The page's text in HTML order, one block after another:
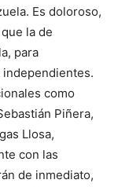
Es doloroso,
la de
para
como
Piñera,
Llosa,
con las
de inmediato,